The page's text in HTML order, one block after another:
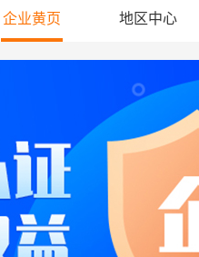
企业黄页 地区中心